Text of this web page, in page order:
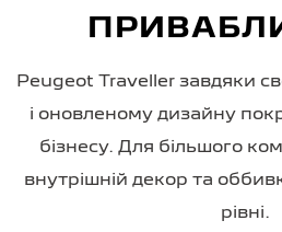
Peugeot Traveller завдяки
і оновленому дизайну
бізнесу. Для більшого
внутрішній декор та
рівні.